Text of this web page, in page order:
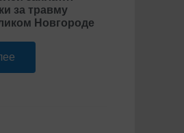
за травму
Новгороде